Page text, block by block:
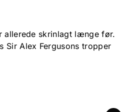
allerede skrinlagt længe før.
Sir Alex Fergusons tropper